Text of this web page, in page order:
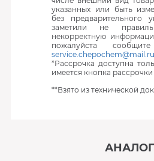
указанных или быть
без предварительного
заметили не
некорректную
пожалуйста
service.chepochem@mail.ru
*Рассрочка доступна
имеется кнопка рассрочки
**Взято из технической